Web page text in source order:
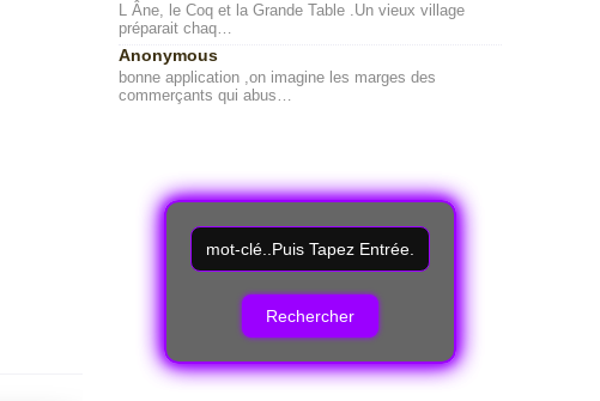
L Âne, le Coq et la Grande Table .Un vieux village
préparait chaq…
Anonymous
bonne application ,on imagine les marges des
commerçants qui abus…
R
e
c